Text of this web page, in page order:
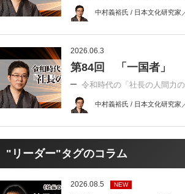
中村義裕氏 / 日本文化研究家
2026.06.3
第84回 「一国者」
令和時代の「社長の人間力の
中村義裕氏 / 日本文化研究家
"リーダー"タグのコラム
2026.08.5 NEW